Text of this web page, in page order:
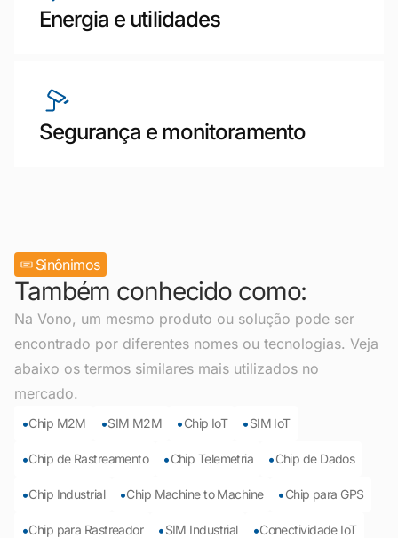
Energia e utilidades
Segurança e monitoramento
Sinônimos
Também conhecido como:
Na Vono, um mesmo produto ou solução pode ser
encontrado por diferentes nomes ou tecnologias. Veja
abaixo os termos similares mais utilizados no
mercado.
•Chip M2M •SIM M2M •Chip IoT •SIM IoT
•Chip de Rastreamento •Chip Telemetria •Chip de Dados
•Chip Industrial •Chip Machine to Machine •Chip para GPS
•Chip para Rastreador •SIM Industrial •Conectividade IoT